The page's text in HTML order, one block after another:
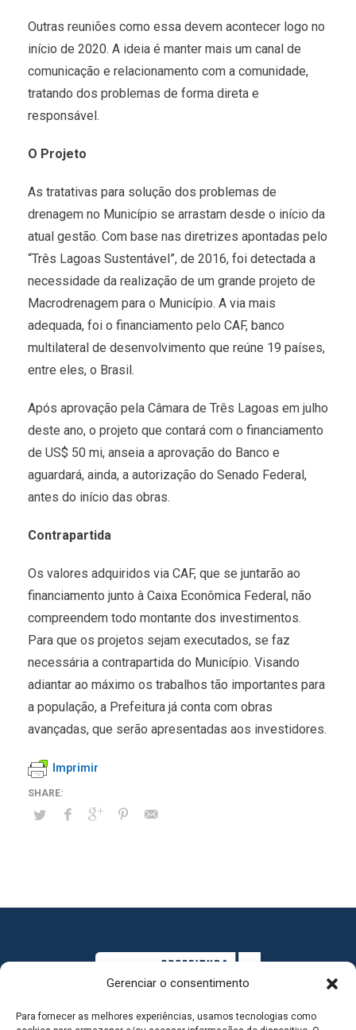
Gerenciar o consentimento
Para fornecer as melhores experiências, usamos tecnologias como
Outras reuniões como essa devem acontecer logo no
início de 2020. A ideia é manter mais um canal de
comunicação e relacionamento com a comunidade,
tratando dos problemas de forma direta e
responsável.
O Projeto
As tratativas para solução dos problemas de
drenagem no Município se arrastam desde o início da
atual gestão. Com base nas diretrizes apontadas pelo
“Três Lagoas Sustentável”, de 2016, foi detectada a
necessidade da realização de um grande projeto de
Macrodrenagem para o Município. A via mais
adequada, foi o financiamento pelo CAF, banco
multilateral de desenvolvimento que reúne 19 países,
entre eles, o Brasil.
Após aprovação pela Câmara de Três Lagoas em julho
deste ano, o projeto que contará com o financiamento
de US$ 50 mi, anseia a aprovação do Banco e
aguardará, ainda, a autorização do Senado Federal,
antes do início das obras.
Contrapartida
Os valores adquiridos via CAF, que se juntarão ao
financiamento junto à Caixa Econômica Federal, não
compreendem todo montante dos investimentos.
Para que os projetos sejam executados, se faz
necessária a contrapartida do Município. Visando
adiantar ao máximo os trabalhos tão importantes para
a população, a Prefeitura já conta com obras
avançadas, que serão apresentadas aos investidores.
Imprimir